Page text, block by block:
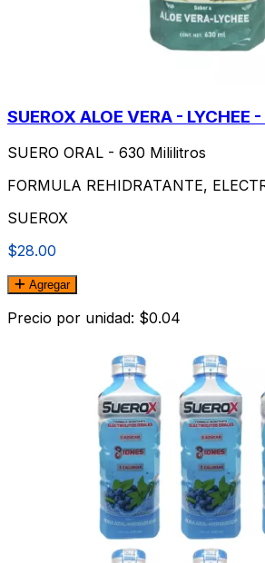
SUEROX ALOE VERA -
SUERO ORAL - 630 Mililitros
FORMULA REHIDRATANTE,
SUEROX
$28.00
Agregar
Precio por unidad: $0.04